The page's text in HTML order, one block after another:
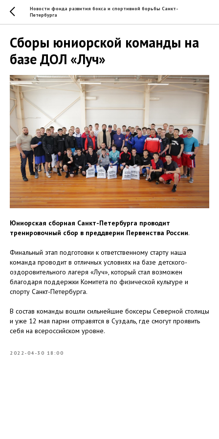
Новости фонда развития бокса и спортивной борьбы Санкт-
Петербурга
Сборы юниорской команды на
базе ДОЛ «Луч»
Юниорская сборная Санкт-Петербурга проводит
тренировочный сбор в преддверии Первенства России.
Финальный этап подготовки к ответственному старту наша
команда проводит в отличных условиях на базе детского-
оздоровительного лагеря «Луч», который стал возможен
благодаря поддержки Комитета по физической культуре и
спорту Санкт-Петербурга.
В состав команды вошли сильнейшие боксеры Северной столицы
и уже 12 мая парни отправятся в Суздаль, где смогут проявить
себя на всероссийском уровне.
2022-04-30 18:00